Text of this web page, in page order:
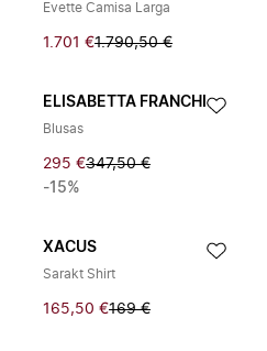
Evette Camisa Larga
1.701 €1.790,50 €
ELISABETTA FRANCHI
Blusas
295 €347,50 €
-15%
XACUS
Sarakt Shirt
165,50 €169 €